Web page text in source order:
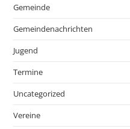
Gemeinde
Gemeindenachrichten
Jugend
Termine
Uncategorized
Vereine